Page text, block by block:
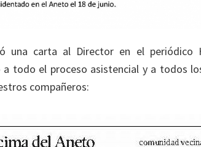
una carta al Director en el periódico
a todo el proceso asistencial y a todos
compañeros: